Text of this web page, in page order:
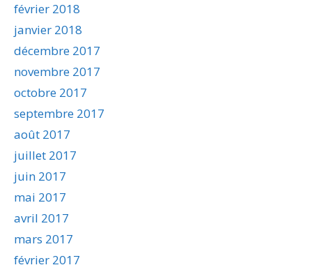
février 2018
janvier 2018
décembre 2017
novembre 2017
octobre 2017
septembre 2017
août 2017
juillet 2017
juin 2017
mai 2017
avril 2017
mars 2017
février 2017